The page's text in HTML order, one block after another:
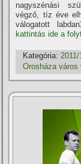
nagyszénási
végző, tí­z éve
válogatott
kattintás ide a
Kategória: 2011/
Orosháza város